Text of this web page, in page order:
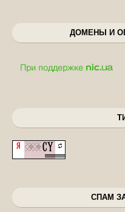
ДОМЕНЫ И
СПАМ